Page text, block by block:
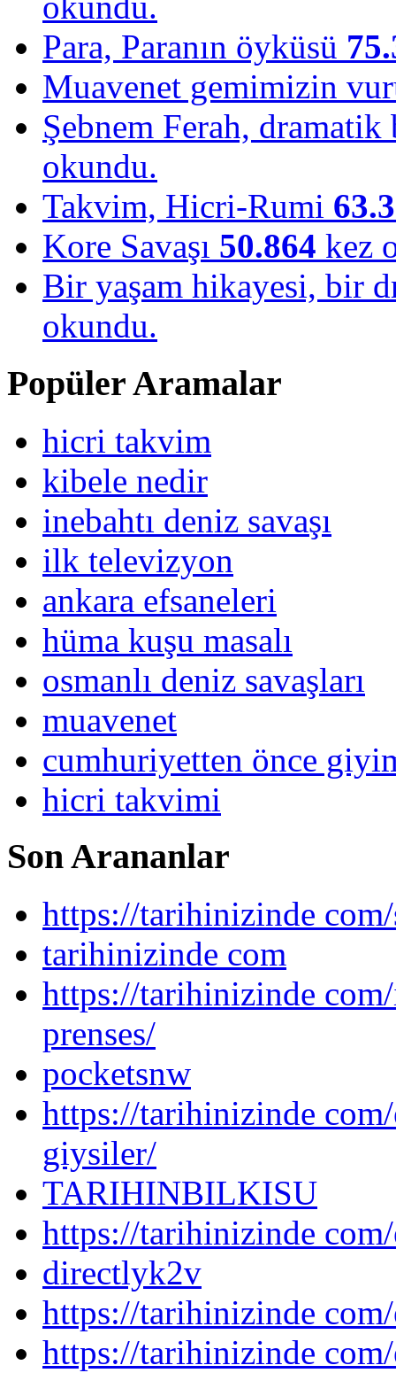
Para, Paranın öyküsü
Muavenet gemimizin
Şebnem Ferah,
okundu.
Takvim, Hicri-Rumi
Kore Savaşı 50.864 kez
Bir yaşam hikayesi, bir
okundu.
Popüler Aramalar
hicri takvim
kibele nedir
inebahtı deniz savaşı
ilk televizyon
ankara efsaneleri
hüma kuşu masalı
osmanlı deniz savaşları
muavenet
cumhuriyetten önce
hicri takvimi
Son Arananlar
https://tarihinizinde
tarihinizinde com
https://tarihinizinde
prenses/
pocketsnw
https://tarihinizinde
giysiler/
TARIHINBILKISU
https://tarihinizinde
directlyk2v
https://tarihinizinde
https://tarihinizinde